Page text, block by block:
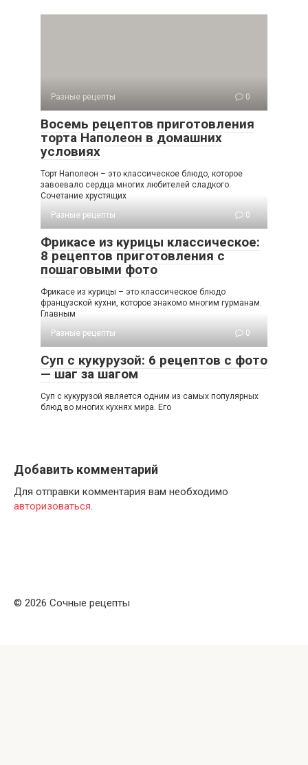
Разные рецепты 0
Восемь рецептов приготовления
торта Наполеон в домашних
условиях
Торт Наполеон – это классическое блюдо, которое
завоевало сердца многих любителей сладкого.
Сочетание хрустящих
Разные рецепты
0
Фрикасе из курицы классическое:
8 рецептов приготовления с
пошаговыми фото
Фрикасе из курицы – это классическое блюдо
французской кухни, которое знакомо многим гурманам.
Главным
Разные рецепты
0
Суп с кукурузой: 6 рецептов с фото
— шаг за шагом
Суп с кукурузой является одним из самых популярных
блюд во многих кухнях мира. Его
Добавить комментарий
Для отправки комментария вам необходимо
авторизоваться.
© 2026 Сочные рецепты